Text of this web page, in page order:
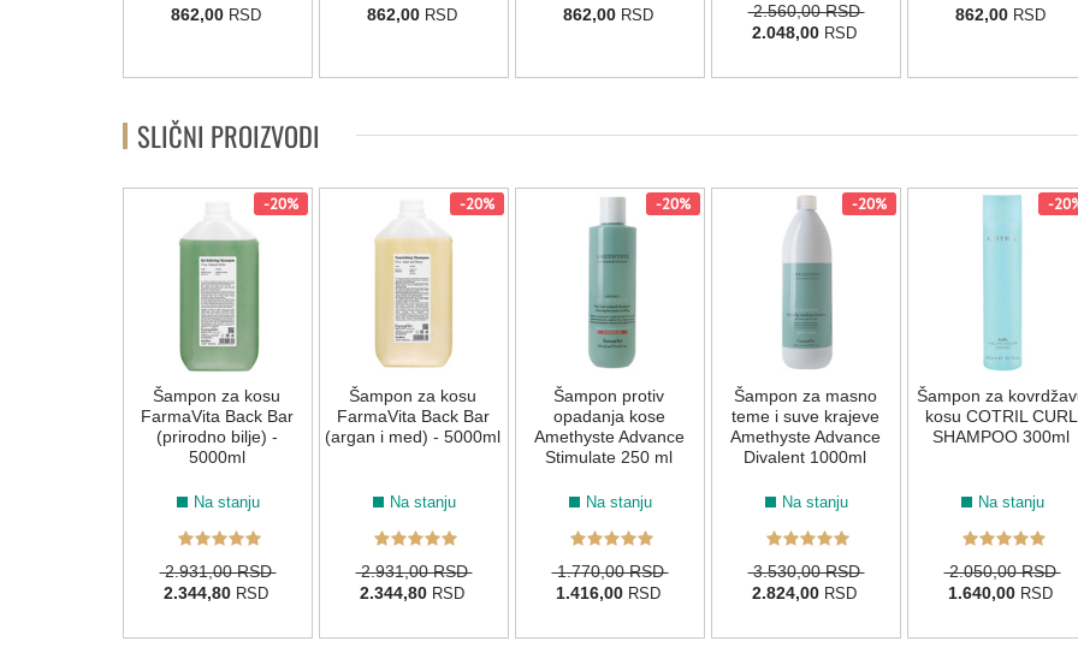
862,00 RSD 862,00 RSD 862,00 RSD
2.560,00 RSD
2.048,00 RSD
862,00 RSD
SLIČNI PROIZVODI
-20%
Šampon za kosu
FarmaVita Back Bar
(prirodno bilje) -
5000ml
Na stanju
2.931,00 RSD
2.344,80 RSD
-20%
Šampon za kosu
FarmaVita Back Bar
(argan i med) - 5000ml
Na stanju
2.931,00 RSD
2.344,80 RSD
-20%
Šampon protiv
opadanja kose
Amethyste Advance
Stimulate 250 ml
Na stanju
1.770,00 RSD
1.416,00 RSD
-20%
Šampon za masno
teme i suve krajeve
Amethyste Advance
Divalent 1000ml
Na stanju
3.530,00 RSD
2.824,00 RSD
-
Šampon za
kosu COTRIL CURL
SHAMPOO 300ml
Na stanju
2.050,00 RSD
1.640,00 RSD